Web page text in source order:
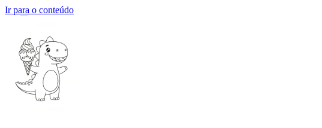
Ir para o conteúdo